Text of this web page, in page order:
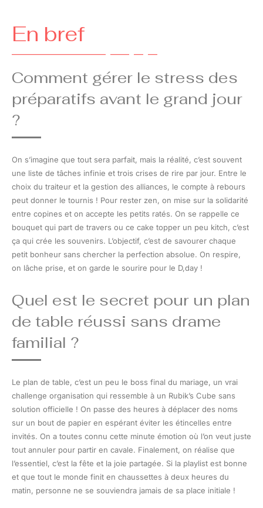
En bref
Comment gérer le stress des
préparatifs avant le grand jour
?
On s’imagine que tout sera parfait, mais la réalité, c’est souvent
une liste de tâches infinie et trois crises de rire par jour. Entre le
choix du traiteur et la gestion des alliances, le compte à rebours
peut donner le tournis ! Pour rester zen, on mise sur la solidarité
entre copines et on accepte les petits ratés. On se rappelle ce
bouquet qui part de travers ou ce cake topper un peu kitch, c’est
ça qui crée les souvenirs. L’objectif, c’est de savourer chaque
petit bonheur sans chercher la perfection absolue. On respire,
on lâche prise, et on garde le sourire pour le D,day !
Quel est le secret pour un plan
de table réussi sans drame
familial ?
Le plan de table, c’est un peu le boss final du mariage, un vrai
challenge organisation qui ressemble à un Rubik’s Cube sans
solution officielle ! On passe des heures à déplacer des noms
sur un bout de papier en espérant éviter les étincelles entre
invités. On a toutes connu cette minute émotion où l’on veut juste
tout annuler pour partir en cavale. Finalement, on réalise que
l’essentiel, c’est la fête et la joie partagée. Si la playlist est bonne
et que tout le monde finit en chaussettes à deux heures du
matin, personne ne se souviendra jamais de sa place initiale !